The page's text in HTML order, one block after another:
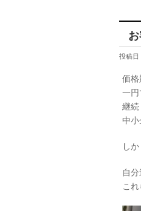
投稿日
価格
一円
継続
中小
し
自
こ